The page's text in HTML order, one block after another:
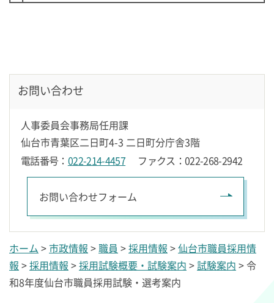
お問い合わせ
人事委員会事務局任用課
仙台市青葉区二日町4-3 二日町分庁舎3階
電話番号： 022-214-4457 ファクス：022-268-2942
ホーム >市政情報 >職員 >採用情報 >仙台市職員採用情
報 >採用情報 >採用試験概要・試験案内 >試験案内 > 令
和8年度仙台市職員採用試験・選考案内